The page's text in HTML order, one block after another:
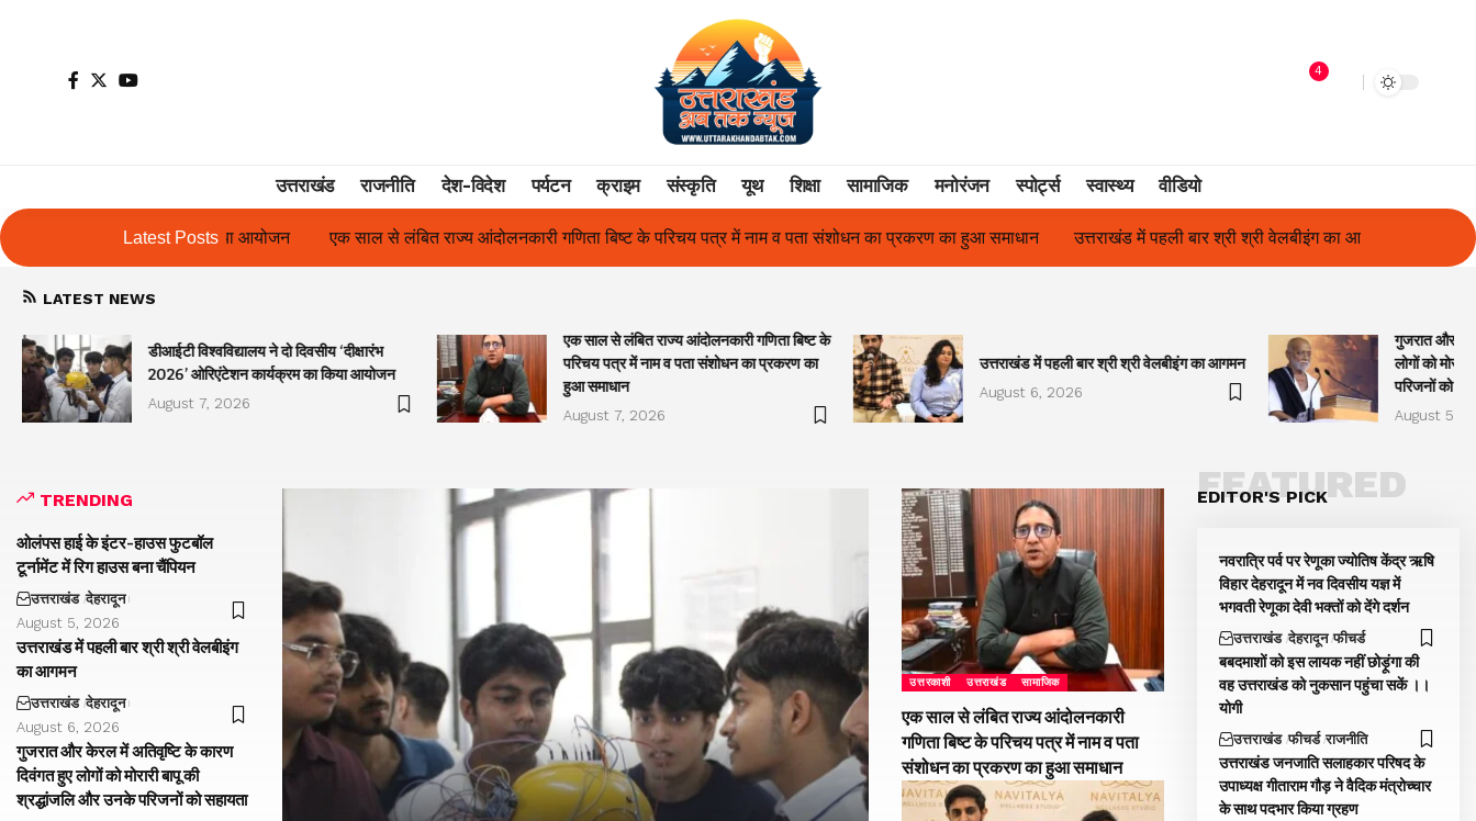
4
उत्तराखंड राजनीति देश-विदेश पर्यटन क्राइम संस्कृति यूथ शिक्षा सामाजिक मनोरंजन स्पोर्ट्स स्वास्थ्य वीडियो
Latest Posts
एक साल से लंबित राज्य आंदोलनकारी गणिता बिष्ट के परिचय पत्र में नाम व पता संशोधन का प्रकरण का हुआ समाधान उत्तराखंड में पहली बार श्री श्री वेलबीइंग का आगमन गुजरात और केरल में अतिवृष्टि के कारण दिवंगत
LATEST NEWS
डीआईटी विश्वविद्यालय ने दो दिवसीय ‘दीक्षारंभ
2026’ ओरिएंटेशन कार्यक्रम का किया आयोजन
August 7, 2026
एक साल से लंबित राज्य आंदोलनकारी गणिता बिष्ट के
परिचय पत्र में नाम व पता संशोधन का प्रकरण का
हुआ समाधान
August 7, 2026
उत्तराखंड में पहली बार श्री श्री वेलबीइंग का आगमन
August 6, 2026
गुजरात और
लोगों को
परिजनों को
August 5,
TRENDING
ओलंपस हाई के इंटर-हाउस फुटबॉल
टूर्नामेंट में रिग हाउस बना चैंपियन
उत्तराखंड देहरादून
August 5, 2026
उत्तराखंड में पहली बार श्री श्री वेलबीइंग
का आगमन
उत्तराखंड देहरादून
August 6, 2026
गुजरात और केरल में अतिवृष्टि के कारण
दिवंगत हुए लोगों को मोरारी बापू की
श्रद्धांजलि और उनके परिजनों को सहायता
उत्तरकाशी उत्तराखंड सामाजिक
एक साल से लंबित राज्य आंदोलनकारी
गणिता बिष्ट के परिचय पत्र में नाम व पता
संशोधन का प्रकरण का हुआ समाधान
EDITOR'S PICK
FEATURED
नवरात्रि पर्व पर रेणूका ज्योतिष केंद्र ऋषि
विहार देहरादून में नव दिवसीय यज्ञ में
भगवती रेणूका देवी भक्तों को देंगे दर्शन
उत्तराखंड देहरादून फीचर्ड
बबदमाशों को इस लायक नहीं छोड़ूंगा की
वह उत्तराखंड को नुकसान पहुंचा सकें ।।
योगी
उत्तराखंड फीचर्ड राजनीति
उत्तराखंड जनजाति सलाहकार परिषद के
उपाध्यक्ष गीताराम गौड़ ने वैदिक मंत्रोच्चार
के साथ पदभार किया ग्रहण